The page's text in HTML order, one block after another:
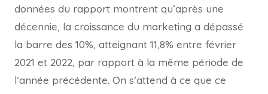
données du rapport montrent qu’après une
décennie, la croissance du marketing a dépassé
la barre des 10%, atteignant 11,8% entre février
2021 et 2022, par rapport à la même période de
l’année précédente. On s’attend à ce que ce